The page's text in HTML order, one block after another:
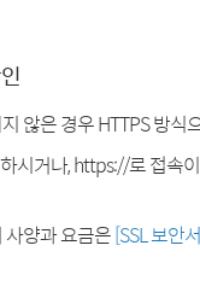
않은 경우 HTTPS 방식
시거나, https://로 접속
사양과 요금은[SSL 보안